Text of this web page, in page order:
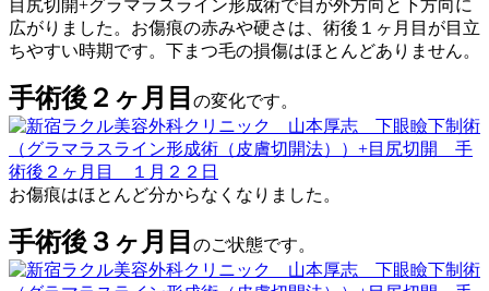
目尻切開+グラマラスライン形成術で目が外方向と下方向に
広がりました。お傷痕の赤みや硬さは、術後１ヶ月目が目立
ちやすい時期です。下まつ毛の損傷はほとんどありません。
手術後２ヶ月目 の変化です。
お傷痕はほとんど分からなくなりました。
手術後３ヶ月目 のご状態です。